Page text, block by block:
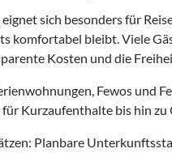
eignet sich besonders für
komfortabel bleibt. Viele
Kosten und die
Fewos und
Kurzaufenthalte bis hin
Planbare